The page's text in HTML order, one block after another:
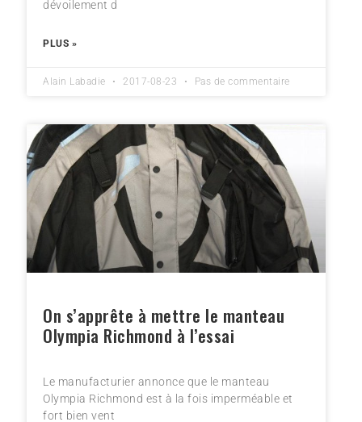
dévoilement d
PLUS »
Alain Labadie 2017-08-23 Pas de commentaire
On s’apprête à mettre le manteau
Olympia Richmond à l’essai
Le manufacturier annonce que le manteau
Olympia Richmond est à la fois imperméable et
fort bien vent